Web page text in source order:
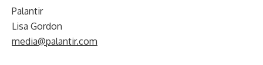
Palantir
Lisa Gordon
media@palantir.com